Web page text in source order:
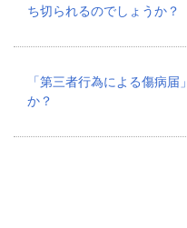
ち切られるのでしょうか？
「第三者行為による傷病
か？